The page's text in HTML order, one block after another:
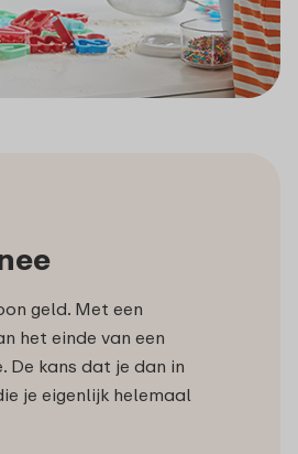
geld. Met een
het einde van een
De kans dat je dan in
je eigenlijk helemaal